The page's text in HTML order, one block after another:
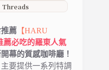
Threads
薦 【HARU
薦必吃的羅東人氣
幕的質感咖啡廳！
要提供一系列特調